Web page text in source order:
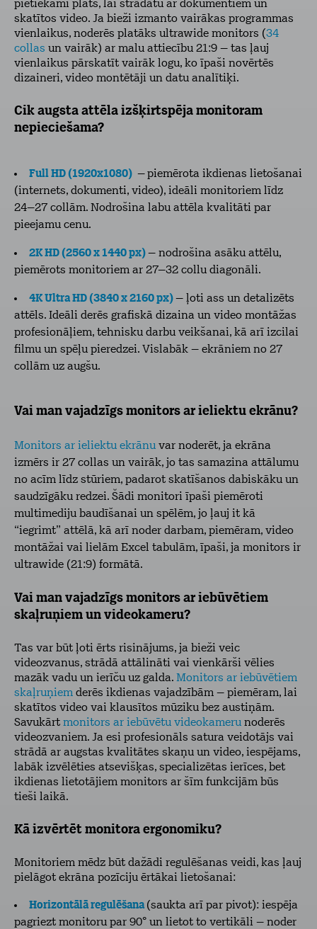
pietiekami plats, lai strādātu ar dokumentiem un
skatītos video. Ja bieži izmanto vairākas programmas
vienlaikus, noderēs platāks ultrawide monitors (34
collas un vairāk) ar malu attiecību 21:9 – tas ļauj
vienlaikus pārskatīt vairāk logu, ko īpaši novērtēs
dizaineri, video montētāji un datu analītiķi.
Cik augsta attēla izšķirtspēja monitoram
nepieciešama?
Full HD (1920x1080) –piemērota ikdienas lietošanai
(internets, dokumenti, video), ideāli monitoriem līdz
24–27 collām. Nodrošina labu attēla kvalitāti par
pieejamu cenu.
2K HD (2560 x 1440 px)– nodrošina asāku attēlu,
piemērots monitoriem ar 27–32 collu diagonāli.
4K Ultra HD (3840 x 2160 px)– ļoti ass un detalizēts
attēls. Ideāli derēs grafiskā dizaina un video montāžas
profesionāļiem, tehnisku darbu veikšanai, kā arī izcilai
filmu un spēļu pieredzei. Vislabāk – ekrāniem no 27
collām uz augšu.
Vai man vajadzīgs monitors ar ieliektu ekrānu?
Monitors ar ieliektu ekrānu var noderēt, ja ekrāna
izmērs ir 27 collas un vairāk, jo tas samazina attālumu
no acīm līdz stūriem, padarot skatīšanos dabiskāku un
saudzīgāku redzei. Šādi monitori īpaši piemēroti
multimediju baudīšanai un spēlēm, jo ļauj it kā
“iegrimt” attēlā, kā arī noder darbam, piemēram, video
montāžai vai lielām Excel tabulām, īpaši, ja monitors ir
ultrawide (21:9) formātā.
Vai man vajadzīgs monitors ar iebūvētiem
skaļruņiem un videokameru?
Tas var būt ļoti ērts risinājums, ja bieži veic
videozvanus, strādā attālināti vai vienkārši vēlies
mazāk vadu un ierīču uz galda. Monitors ar iebūvētiem
skaļruņiem derēs ikdienas vajadzībām – piemēram, lai
skatītos video vai klausītos mūziku bez austiņām.
Savukārt monitors ar iebūvētu videokameru noderēs
videozvaniem. Ja esi profesionāls satura veidotājs vai
strādā ar augstas kvalitātes skaņu un video, iespējams,
labāk izvēlēties atsevišķas, specializētas ierīces, bet
ikdienas lietotājiem monitors ar šīm funkcijām būs
tieši laikā.
Kā izvērtēt monitora ergonomiku?
Monitoriem mēdz būt dažādi regulēšanas veidi, kas ļauj
pielāgot ekrāna pozīciju ērtākai lietošanai:
Horizontālā regulēšana (saukta arī par pivot): iespēja
pagriezt monitoru par 90° un lietot to vertikāli – noder